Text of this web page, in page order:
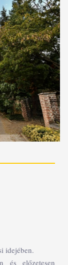
idejében.
és előzetesen